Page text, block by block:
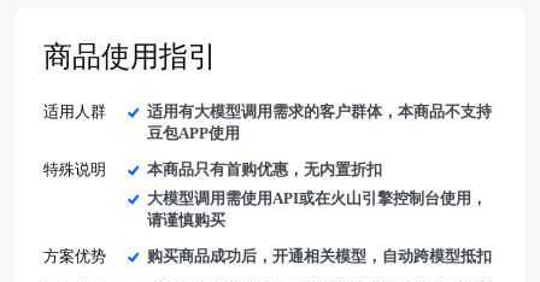
商品使用指引
适用人群
适用有大模型调用需求的客户群体，本商品不支持
豆包APP使用
特殊说明
本商品只有首购优惠，无内置折扣
大模型调用需使用API或在火山引擎控制台使用，
请谨慎购买
方案优势
购买商品成功后，开通相关模型，自动跨模型抵扣